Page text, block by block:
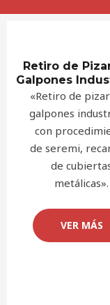
Retiro de
Galpones
«Retiro de
galpones
con
de seremi,
de
metálicas».
VER MÁS